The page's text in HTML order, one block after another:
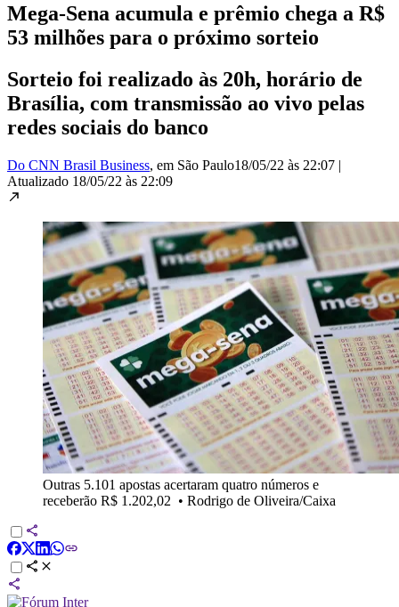
Mega-Sena acumula e prêmio chega a R$
53 milhões para o próximo sorteio
Sorteio foi realizado às 20h, horário de
Brasília, com transmissão ao vivo pelas
redes sociais do banco
Do CNN Brasil Business, em São Paulo18/05/22 às 22:07 |
Atualizado 18/05/22 às 22:09
Outras 5.101 apostas acertaram quatro números e
receberão R$ 1.202,02 • Rodrigo de Oliveira/Caixa